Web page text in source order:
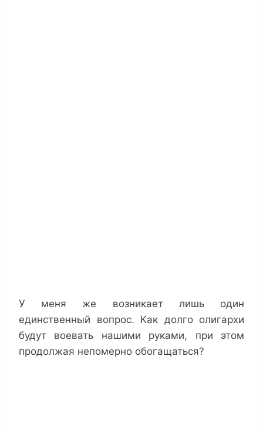
У меня же возникает лишь один
единственный вопрос. Как долго олигархи
будут воевать нашими руками, при этом
продолжая непомерно обогащаться?